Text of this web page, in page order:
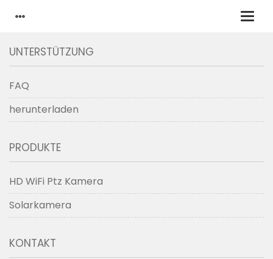
UNTERSTÜTZUNG
FAQ
herunterladen
PRODUKTE
HD WiFi Ptz Kamera
Solarkamera
KONTAKT